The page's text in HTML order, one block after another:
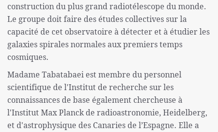
construction du plus grand radiotélescope du monde.
Le groupe doit faire des études collectives sur la
capacité de cet observatoire à détecter et à étudier les
galaxies spirales normales aux premiers temps
cosmiques.
Madame Tabatabaei est membre du personnel
scientifique de l'Institut de recherche sur les
connaissances de base également chercheuse à
l'Institut Max Planck de radioastronomie, Heidelberg,
et d'astrophysique des Canaries de l’Espagne. Elle a